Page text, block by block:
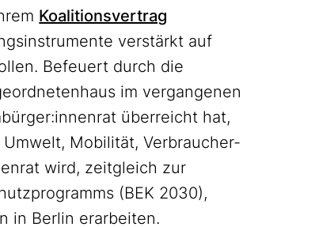
Koalitionsvertrag
verstärkt auf
Befeuert durch die
im vergangenen
überreicht hat,
Mobilität, Verbraucher-
wird, zeitgleich zur
(BEK 2030),
in Berlin erarbeiten.